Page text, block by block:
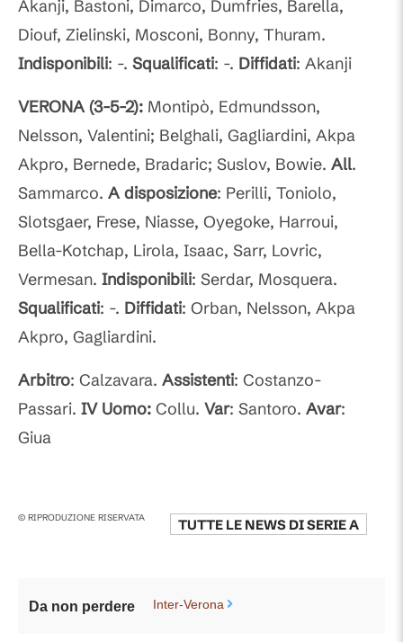
Akanji, Bastoni, Dimarco, Dumfries, Barella,
Diouf, Zielinski, Mosconi, Bonny, Thuram.
Indisponibili: -. Squalificati: -. Diffidati: Akanji
VERONA (3-5-2): Montipò, Edmundsson,
Nelsson, Valentini; Belghali, Gagliardini, Akpa
Akpro, Bernede, Bradaric; Suslov, Bowie. All.
Sammarco. A disposizione: Perilli, Toniolo,
Slotsgaer, Frese, Niasse, Oyegoke, Harroui,
Bella-Kotchap, Lirola, Isaac, Sarr, Lovric,
Vermesan. Indisponibili: Serdar, Mosquera.
Squalificati: -. Diffidati: Orban, Nelsson, Akpa
Akpro, Gagliardini.
Arbitro: Calzavara. Assistenti: Costanzo-
Passari. IV Uomo: Collu. Var: Santoro. Avar:
Giua
© RIPRODUZIONE RISERVATA TUTTE LE NEWS DISERIE A
Da non perdere Inter-Verona